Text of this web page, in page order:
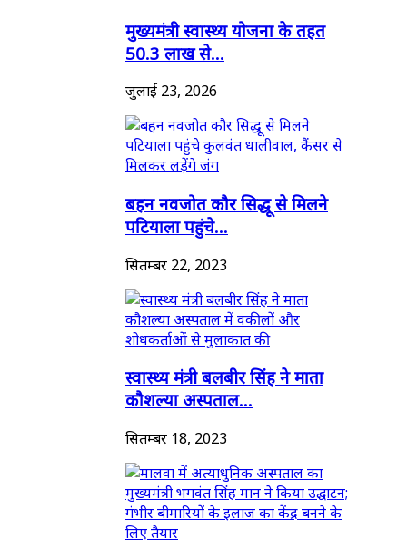
मुख्यमंत्री स्वास्थ्य योजना के तहत
50.3 लाख से...
जुलाई 23, 2026
बहन नवजोत कौर सिद्धू से मिलने
पटियाला पहुंचे...
सितम्बर 22, 2023
स्वास्थ्य मंत्री बलबीर सिंह ने माता
कौशल्या अस्पताल...
सितम्बर 18, 2023